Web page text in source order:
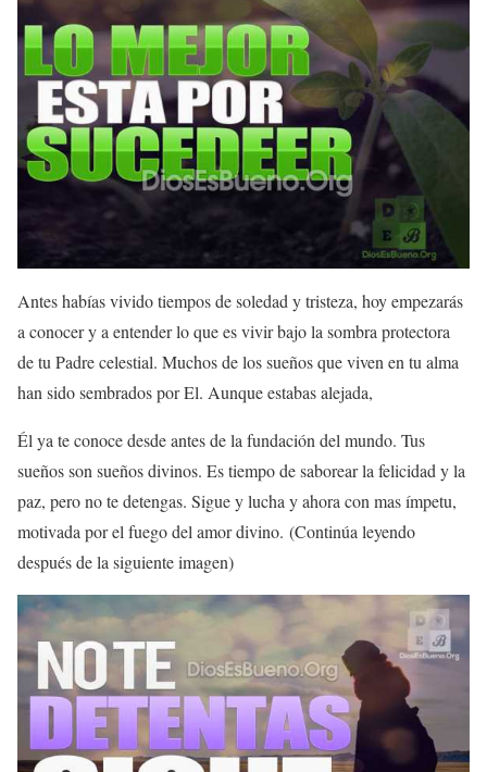
Antes habías vivido tiempos de soledad y tristeza, hoy empezarás
a conocer y a entender lo que es vivir bajo la sombra protectora
de tu Padre celestial. Muchos de los sueños que viven en tu alma
han sido sembrados por El. Aunque estabas alejada,
Él ya te conoce desde antes de la fundación del mundo. Tus
sueños son sueños divinos. Es tiempo de saborear la felicidad y la
paz, pero no te detengas. Sigue y lucha y ahora con mas ímpetu,
motivada por el fuego del amor divino. (Continúa leyendo
después de la siguiente imagen)